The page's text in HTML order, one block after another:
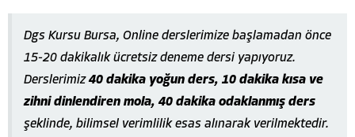
Dgs Kursu Bursa, Online derslerimize başlamadan önce
15-20 dakikalık ücretsiz deneme dersi yapıyoruz.
Derslerimiz40 dakika yoğun ders, 10 dakika kısa ve
zihni dinlendiren mola, 40 dakika odaklanmış ders
şeklinde, bilimsel verimlilik esas alınarak verilmektedir.